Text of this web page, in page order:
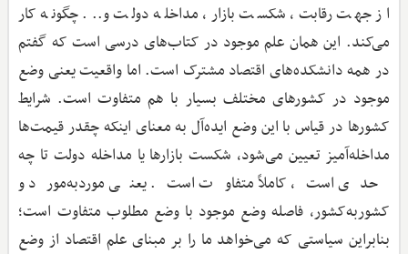
از جهت رقابت، شکست بازار، مداخله دولت و... چگونه کار
می‌کند. این همان علم موجود در کتاب‌های درسی است که گفتم
در همه دانشکده‌های اقتصاد مشترک است. اما واقعیت یعنی وضع
موجود در کشورهای مختلف بسیار با هم متفاوت است. شرایط
کشورها در قیاس با این وضع ایده‌آل به معنای اینکه چقدر قیمت‌ها
مداخله‌آمیز تعیین می‌شود، شکست بازارها یا مداخله دولت تا چه
حدی است، کاملاً متفاوت است. یعنی موردبه‌مورد و
کشوربه‌کشور، فاصله وضع موجود با وضع مطلوب متفاوت است؛
بنابراین سیاستی که می‌خواهد ما را بر مبنای علم اقتصاد از وضع